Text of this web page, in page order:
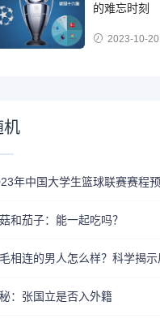
的难忘时刻
2023-10-20
机
和茄子：能一起吃吗？
：张国立是否入外籍